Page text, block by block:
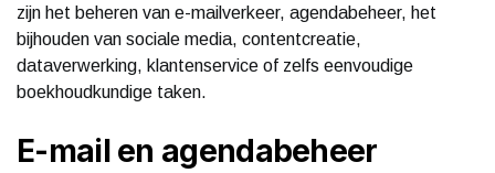
zijn het beheren van e-mailverkeer, agendabeheer, het
bijhouden van sociale media, contentcreatie,
dataverwerking, klantenservice of zelfs eenvoudige
boekhoudkundige taken.
E-mail en agendabeheer